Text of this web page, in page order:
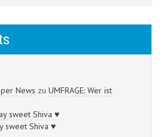
News zu UMFRAGE: Wer ist
sweet Shiva ♥
sweet Shiva ♥